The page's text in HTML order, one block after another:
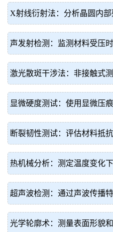
X射线衍射法：分析晶圆内
声发射检测：监测材料受压
激光散斑干涉法：非接触式
显微硬度测试：使用显微压
断裂韧性测试：评估材料抵
热机械分析：测定温度变化
超声波检测：通过声波传播
光学轮廓术：测量表面形貌